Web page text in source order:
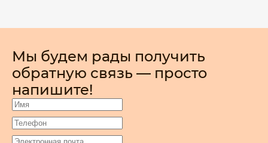
Мы будем рады получить
обратную связь — просто
напишите!